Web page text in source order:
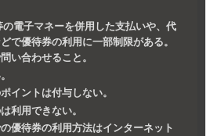
電子マネーを併用した支払いや、代
で優待券の利用に一部制限がある。
い合わせること。
イントは付与しない。
利用できない。
優待券の利用方法はインターネット